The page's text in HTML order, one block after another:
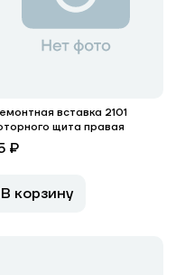
вставка 2101
щита правая
₽
В корзину